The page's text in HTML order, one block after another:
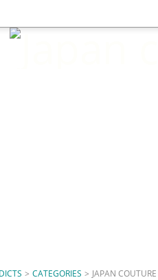
> CATEGORIES > JAPAN